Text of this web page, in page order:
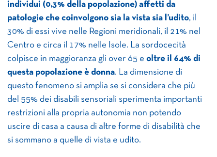
individui (0,3% della popolazione) affetti da
patologie che coinvolgono sia la vista sia l’udito, il
30% di essi vive nelle Regioni meridionali, il 21% nel
Centro e circa il 17% nelle Isole. La sordocecità
colpisce in maggioranza gli over 65 e oltre il 64% di
questa popolazione è donna. La dimensione di
questo fenomeno si amplia se si considera che più
del 55% dei disabili sensoriali sperimenta importanti
restrizioni alla propria autonomia non potendo
uscire di casa a causa di altre forme di disabilità che
si sommano a quelle di vista e udito.